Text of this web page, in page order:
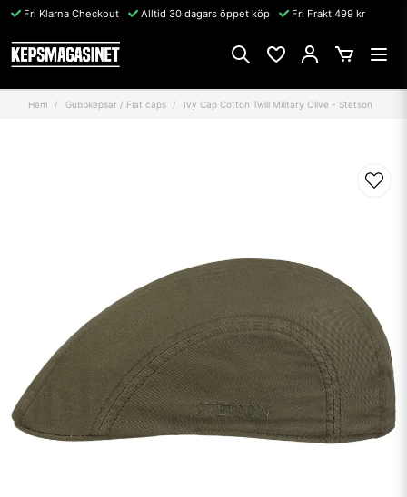
Fri Klarna Checkout Alltid 30 dagars öppet köp Fri Frakt 499 kr
Hem Gubbkepsar / Flat caps Ivy Cap Cotton Twill Military Olive - Stetson